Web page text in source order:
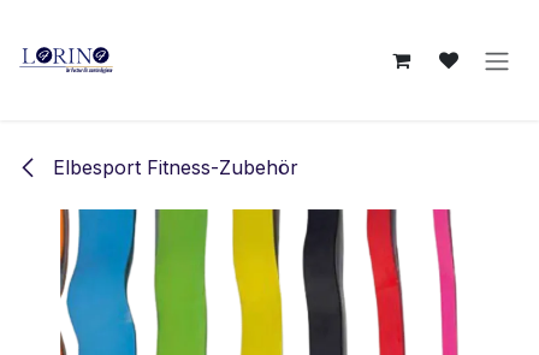
Elbesport Fitness-Zubehör